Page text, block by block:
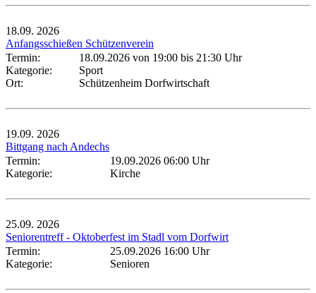
18.09. 2026
Anfangsschießen Schützenverein
Termin:
18.09.2026 von 19:00 bis 21:30 Uhr
Kategorie:
Sport
Ort:
Schützenheim Dorfwirtschaft
19.09. 2026
Bittgang nach Andechs
Termin:
19.09.2026 06:00 Uhr
Kategorie:
Kirche
25.09. 2026
Seniorentreff - Oktoberfest im Stadl vom Dorfwirt
Termin:
25.09.2026 16:00 Uhr
Kategorie:
Senioren